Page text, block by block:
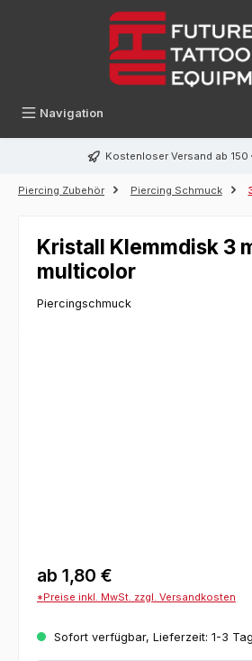
Navigation
Kostenloser Versand ab 150
Piercing Zubehör Piercing Schmuck
Kristall Klemmdisk 3
multicolor
Piercingschmuck
ab 1,80 €
*Preise inkl. MwSt. zzgl. Versandkosten
Sofort verfügbar, Lieferzeit: 1-3